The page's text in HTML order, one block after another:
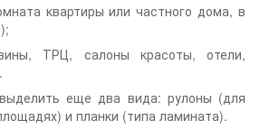
квартиры или частного дома, в
ТРЦ, салоны красоты, отели,
еще два вида: рулоны (для
и планки (типа ламината).